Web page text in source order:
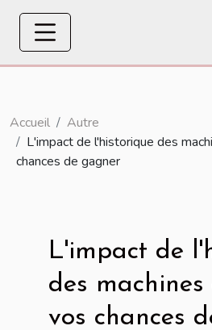
Accueil
Autre
L'impact de l'historique des
chances de gagner
L'impact de
des
vos chances